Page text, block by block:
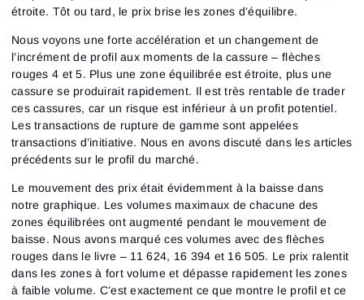
étroite. Tôt ou tard, le prix brise les zones d’équilibre.
Nous voyons une forte accélération et un changement de
l’incrément de profil aux moments de la cassure – flèches
rouges 4 et 5. Plus une zone équilibrée est étroite, plus une
cassure se produirait rapidement. Il est très rentable de trader
ces cassures, car un risque est inférieur à un profit potentiel.
Les transactions de rupture de gamme sont appelées
transactions d’initiative. Nous en avons discuté dans les articles
précédents sur le profil du marché.
Le mouvement des prix était évidemment à la baisse dans
notre graphique. Les volumes maximaux de chacune des
zones équilibrées ont augmenté pendant le mouvement de
baisse. Nous avons marqué ces volumes avec des flèches
rouges dans le livre – 11 624, 16 394 et 16 505. Le prix ralentit
dans les zones à fort volume et dépasse rapidement les zones
à faible volume. C’est exactement ce que montre le profil et ce